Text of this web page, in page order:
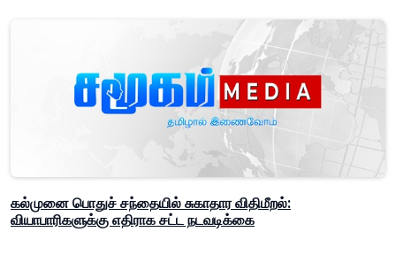
கல்முனை பொதுச் சந்தையில் சுகாதார விதிமீறல்:
வியாபாரிகளுக்கு எதிராக சட்ட நடவடிக்கை